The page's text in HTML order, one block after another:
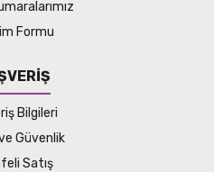
Formu
Bilgileri
Güvenlik
Satış